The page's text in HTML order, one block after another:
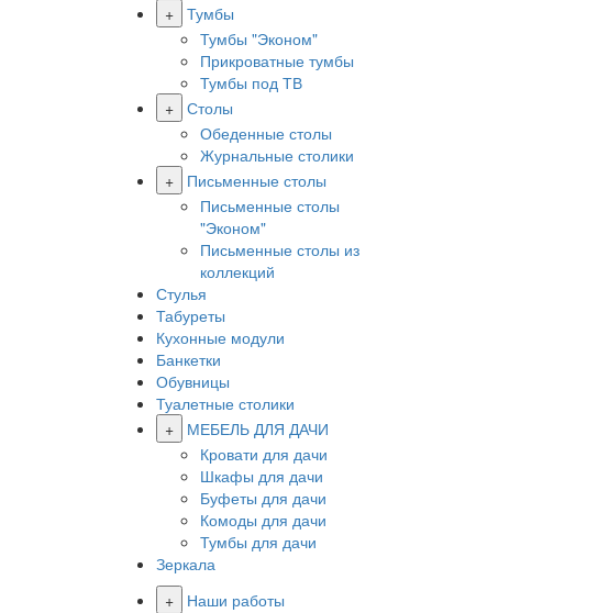
+ Тумбы
Тумбы "Эконом"
Прикроватные тумбы
Тумбы под ТВ
+ Столы
Обеденные столы
Журнальные столики
+
Письменные столы
Письменные столы
"Эконом"
Письменные столы из
коллекций
Стулья
Табуреты
Кухонные модули
Банкетки
Обувницы
Туалетные столики
+
МЕБЕЛЬ ДЛЯ ДАЧИ
Кровати для дачи
Шкафы для дачи
Буфеты для дачи
Комоды для дачи
Тумбы для дачи
Зеркала
+
Наши работы